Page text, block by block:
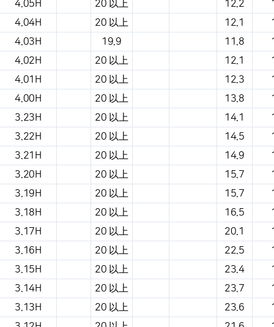
4.05H
20 以上 12.2
4.04H
20 以上 12.1
4.03H
19.9 11.8
4.02H
20 以上 12.1
4.01H
20 以上 12.3
4.00H
20 以上 13.8
3.23H
20 以上 14.1
3.22H
20 以上 14.5
3.21H
20 以上 14.9
3.20H
20 以上 15.7
3.19H
20 以上 15.7
3.18H
20 以上 16.5
3.17H
20 以上 20.1
3.16H
20 以上 22.5
3.15H
20 以上 23.4
3.14H
20 以上 23.7
3.13H
20 以上 23.6